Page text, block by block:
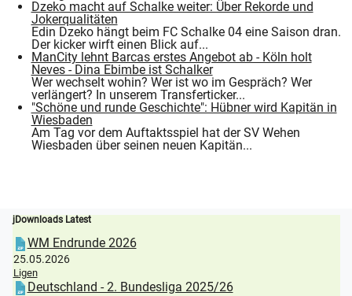
Dzeko macht auf Schalke weiter: Über Rekorde und
Jokerqualitäten
Edin Dzeko hängt beim FC Schalke 04 eine Saison dran.
Der kicker wirft einen Blick auf...
ManCity lehnt Barcas erstes Angebot ab - Köln holt
Neves - Dina Ebimbe ist Schalker
Wer wechselt wohin? Wer ist wo im Gespräch? Wer
verlängert? In unserem Transferticker...
"Schöne und runde Geschichte": Hübner wird Kapitän in
Wiesbaden
Am Tag vor dem Auftaktsspiel hat der SV Wehen
Wiesbaden über seinen neuen Kapitän...
jDownloads Latest
WM Endrunde 2026
25.05.2026
Ligen
Deutschland - 2. Bundesliga 2025/26